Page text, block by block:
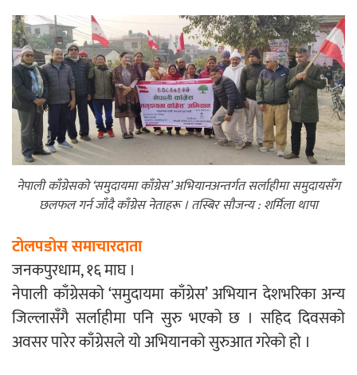
रौतहटमा चट्याङ लाग्दा एककोे मृत्यु
श्रीमती बलात्कार मुद्दामा श्रीमान्लाई छ महिना
कैद, एक लाख रुपैयाँ क्षतिपूर्ति
एम्बुलेन्सको उपहार भारत र नेपालबीचको निकै
बलियो र जीवन्त विकास साझेदारीको एक
हिस्सा : नियोग उपप्रमुख श्रीवास्तव
नेपाली काँग्रेसको ‘समुदायमा काँग्रेस’ अभियानअन्तर्गत सर्लाहीमा समुदायसँग
छलफल गर्न जाँदै काँग्रेस नेताहरू । तस्बिर सौजन्य : शर्मिला थापा
टोलपडोस समाचारदाता
जनकपुरधाम, १६ माघ ।
नेपाली काँग्रेसको ‘समुदायमा काँग्रेस’ अभियान देशभरिका अन्य
जिल्लासँगै सर्लाहीमा पनि सुरु भएको छ । सहिद दिवसको
अवसर पारेर काँग्रेसले यो अभियानको सुरुआत गरेको हो ।